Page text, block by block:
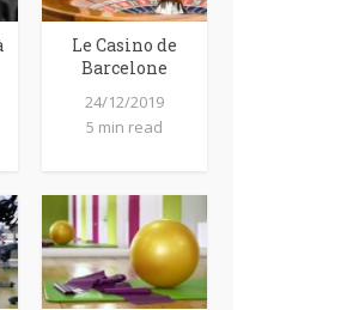
Le Casino de
Barcelone
24/12/2019
5 min read